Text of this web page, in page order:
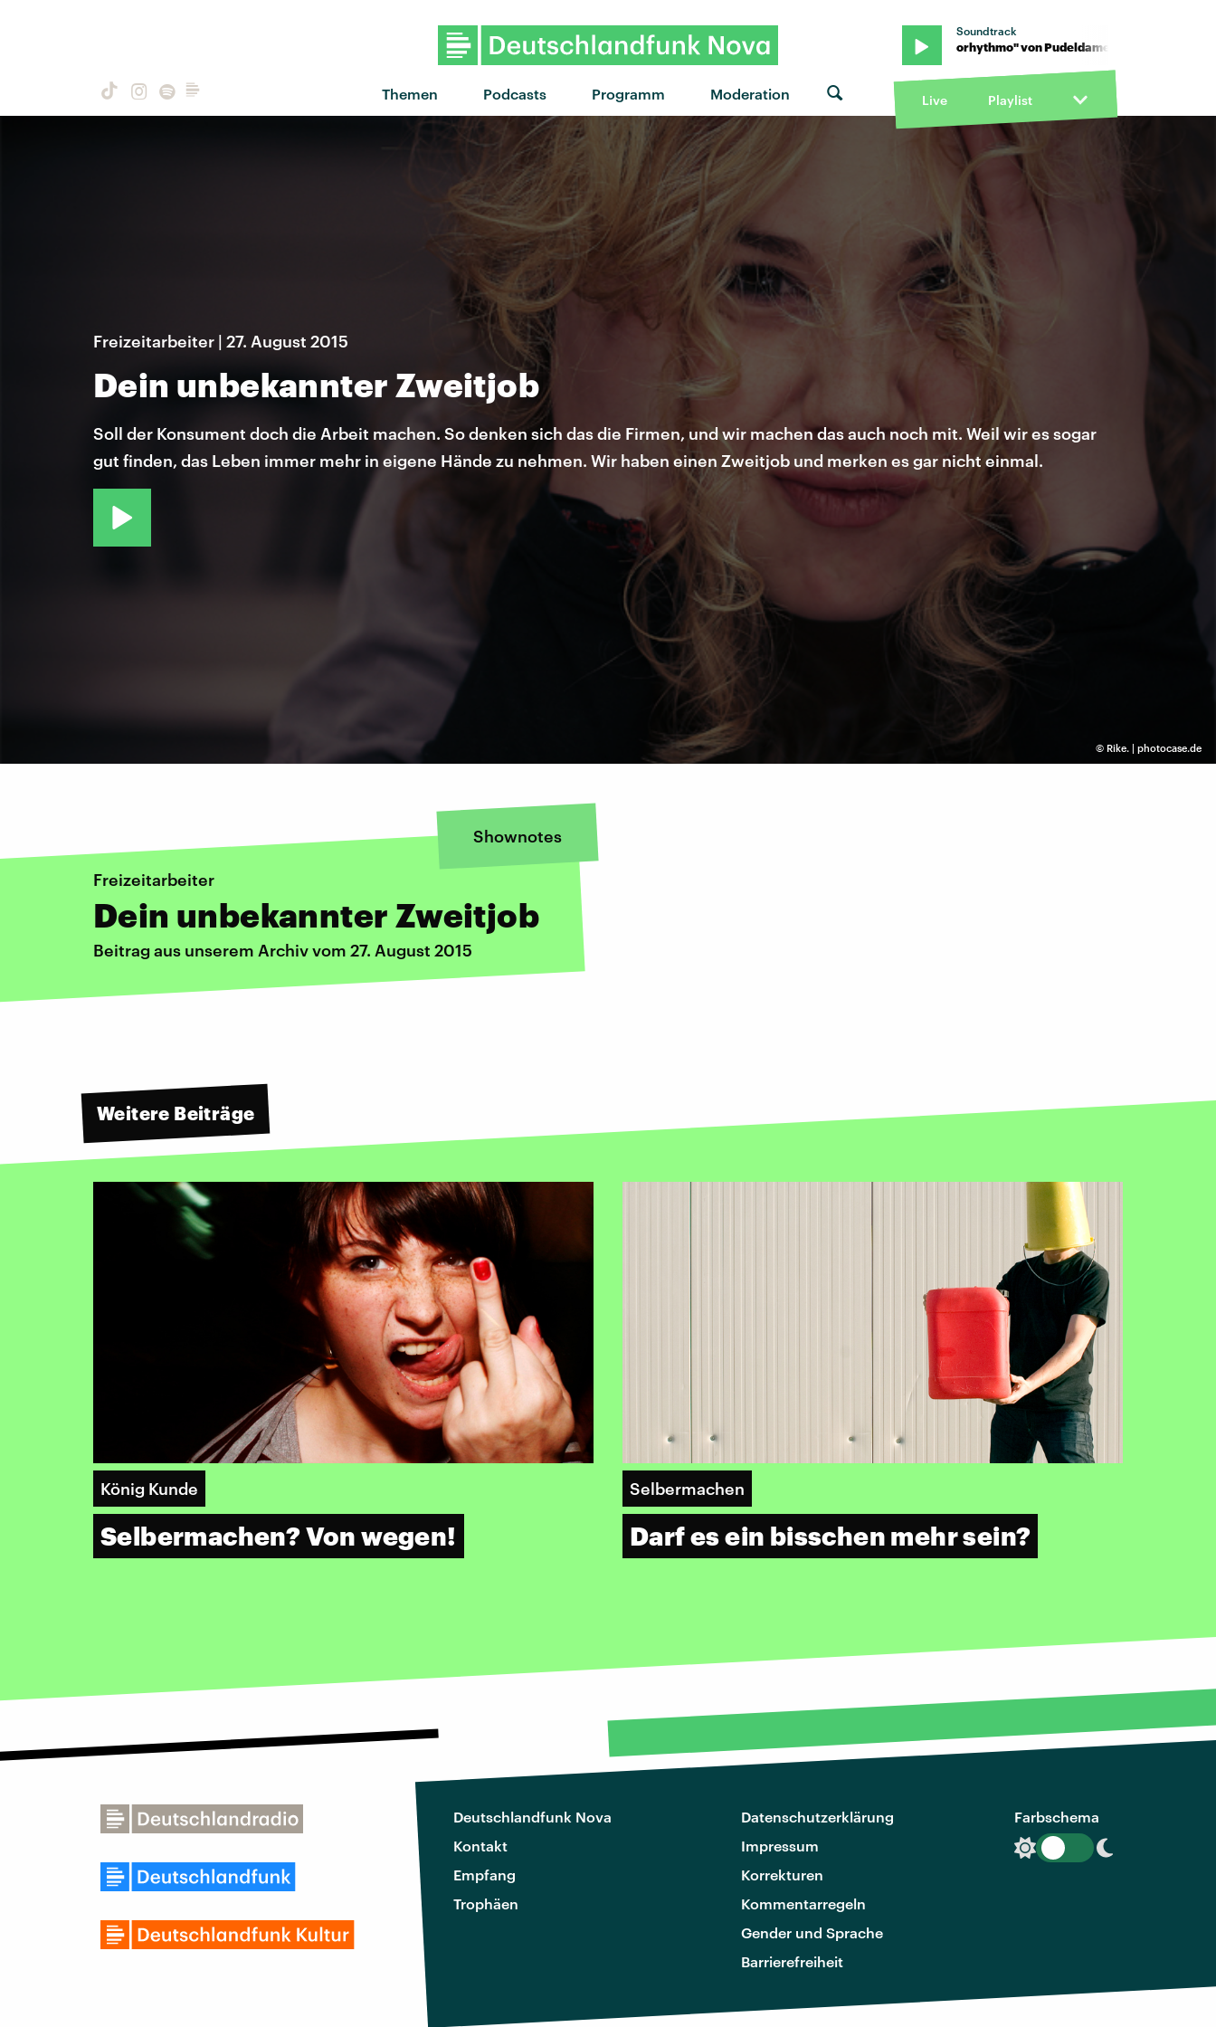
Themen Podcasts Programm Moderation
Soundtrack
"Algorhythmo" von Pudeldame · "Algorhythmo" von Pudeldame · "Algorhythmo" von
Live Playlist
© Rike. | photocase.de
Freizeitarbeiter | 27. August 2015
Dein unbekannter Zweitjob
Soll der Konsument doch die Arbeit machen. So denken sich das die Firmen, und wir machen das auch noch mit. Weil wir es sogar
gut finden, das Leben immer mehr in eigene Hände zu nehmen. Wir haben einen Zweitjob und merken es gar nicht einmal.
Shownotes
Freizeitarbeiter
Dein unbekannter Zweitjob
Beitrag aus unserem Archiv vom 27. August 2015
Weitere Beiträge
König Kunde
​Selbermachen? Von wegen!
Selbermachen
Darf es ein bisschen mehr sein?
Deutschlandfunk Nova
Kontakt
Empfang
Trophäen
Datenschutzerklärung
Impressum
Korrekturen
Kommentarregeln
Gender und Sprache
Barrierefreiheit
Farbschema